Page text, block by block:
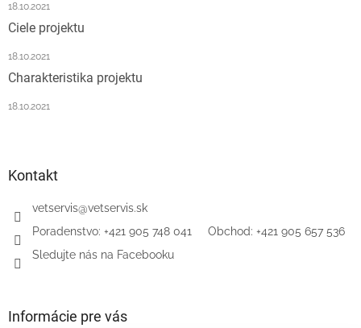
18.10.2021
Ciele projektu
18.10.2021
Charakteristika projektu
18.10.2021
Kontakt
vetservis@vetservis.sk
‎Poradenstvo: +421 905 748 041‏‏‎ ‎‏‏‎ ‎‏‏‎ ‎‏‏‎ ‎ Obchod: +421 905 657 536
Sledujte nás na Facebooku
Informácie pre vás